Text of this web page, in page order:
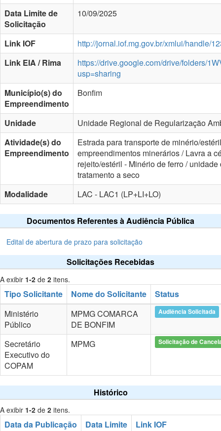
Data Limite de
Solicitação
10/09/2025
Link IOF
http://jornal.iof.mg.gov.br/xmlui/handle/
Link EIA / Rima
https://drive.google.com/drive/folders/
usp=sharing
Município(s) do
Empreendimento
Bonfim
Unidade
Unidade Regional de Regularização
Atividade(s) do
Empreendimento
Estrada para transporte de minério/
empreendimentos minerários / Lavra a
rejeito/estéril - Minério de ferro /
tratamento a seco
Modalidade
LAC - LAC1 (LP+LI+LO)
Documentos Referentes à Audiência Pública
Edital de abertura de prazo para solicitação
Solicitações Recebidas
A exibir 1-2 de 2 itens.
Tipo Solicitante Nome do Solicitante
Status
Ministério
Público
MPMG COMARCA
DE BONFIM
Audiência Solicitada
Secretário
Executivo do
COPAM
MPMG Solicitação de
Histórico
A exibir 1-2 de 2 itens.
Data da Publicação Data Limite
Link IOF